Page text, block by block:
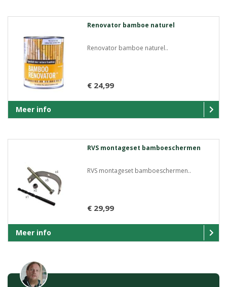
Renovator bamboe naturel
Renovator bamboe naturel..
€ 24,99
Meer info
RVS montageset bamboeschermen
RVS montageset bamboeschermen..
€ 29,99
Meer info